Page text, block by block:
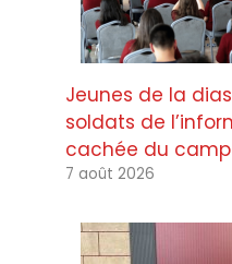
Jeunes de la
soldats de
cachée du
7 août 2026